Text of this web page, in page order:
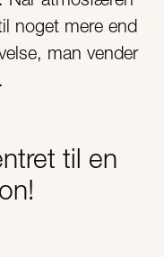
noget mere end
man vender
til en